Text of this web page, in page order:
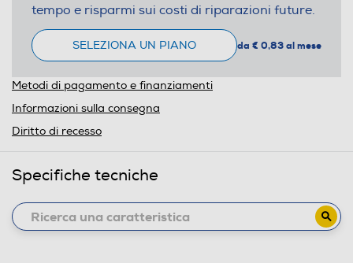
tempo e risparmi sui costi di riparazioni future.
SELEZIONA UN PIANO da € 0,83 al mese
Metodi di pagamento e finanziamenti
Informazioni sulla consegna
Diritto di recesso
Specifiche tecniche